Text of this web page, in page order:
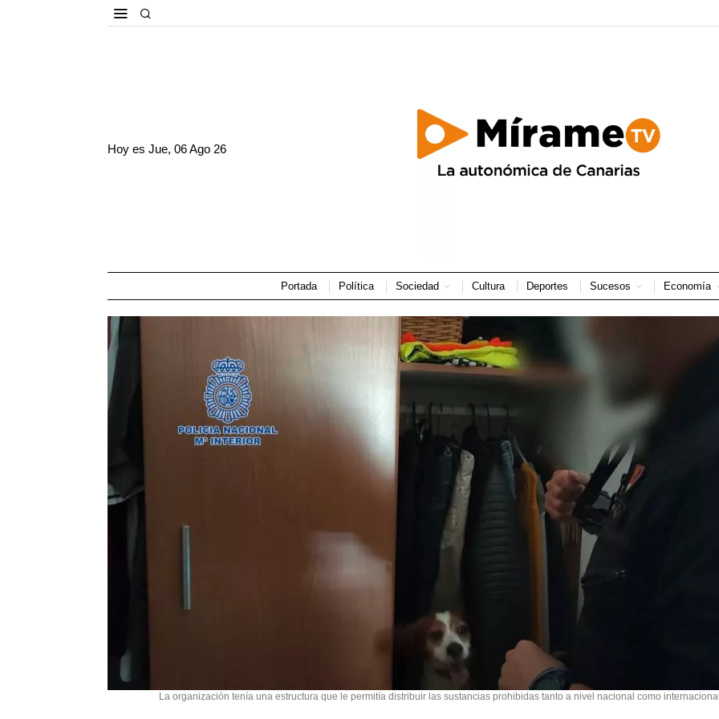
Hoy esJue, 06 Ago 26
Portada Política Sociedad Cultura Deportes Sucesos Economía
La organización tenía una estructura que le permitía distribuir las sustancias prohibidas tanto a nivel nacional como